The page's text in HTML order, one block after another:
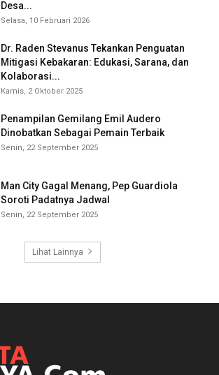
Desa...
Selasa, 10 Februari 2026
Dr. Raden Stevanus Tekankan Penguatan
Mitigasi Kebakaran: Edukasi, Sarana, dan
Kolaborasi...
Kamis, 2 Oktober 2025
Penampilan Gemilang Emil Audero
Dinobatkan Sebagai Pemain Terbaik
Senin, 22 September 2025
Man City Gagal Menang, Pep Guardiola
Soroti Padatnya Jadwal
Senin, 22 September 2025
Lihat Lainnya